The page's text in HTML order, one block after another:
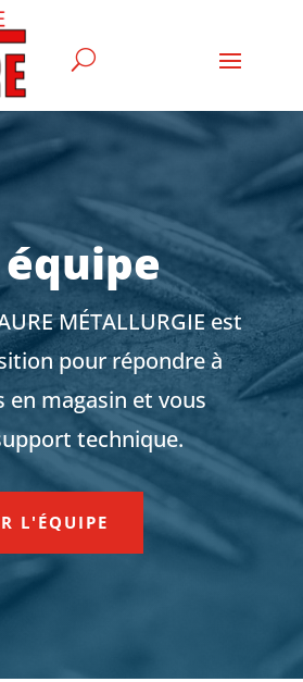
MÉTALLURGIE est
pour répondre à
en magasin et vous
technique.
L'ÉQUIPE